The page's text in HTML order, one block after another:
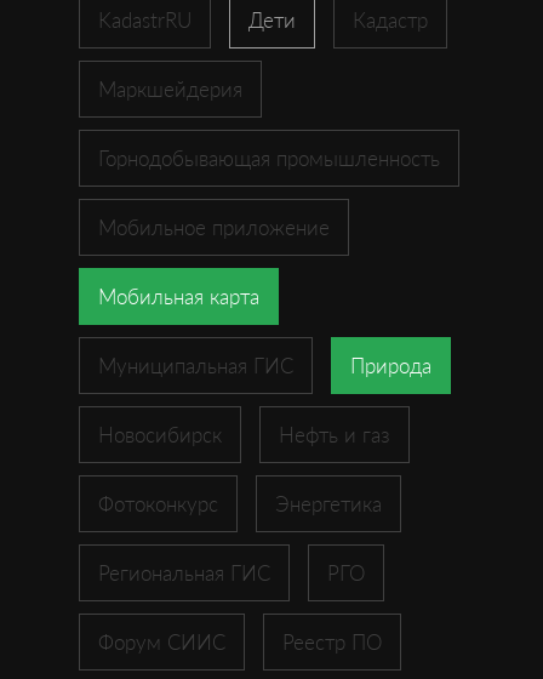
KadastrRU Дети Кадастр
Маркшейдерия
Горнодобывающая промышленность
Мобильное приложение
Мобильная карта
Муниципальная ГИС Природа
Новосибирск Нефть и газ
Фотоконкурс Энергетика
Региональная ГИС РГО
Форум СИИС Реестр ПО